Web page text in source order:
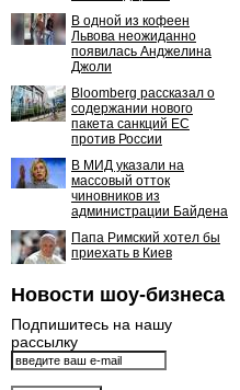
В одной из кофеен
Львова неожиданно
появилась Анджелина
Джоли
Bloomberg рассказал о
содержании нового
пакета санкций ЕС
против России
В МИД указали на
массовый отток
чиновников из
администрации Байдена
Папа Римский хотел бы
приехать в Киев
Новости шоу-бизнеса
Подпишитесь на нашу
рассылку